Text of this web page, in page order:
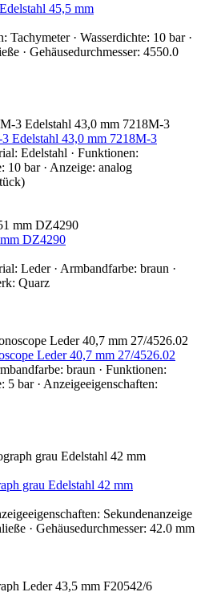
45,5 mm
· Wasserdichte: 10 bar ·
· Gehäusedurchmesser: 4550.0
Edelstahl 43,0 mm 7218M-3
Edelstahl · Funktionen:
10 bar · Anzeige: analog
DZ4290
Leder · Armbandfarbe: braun ·
Quarz
Leder 40,7 mm 27/4526.02
braun · Funktionen:
5 bar · Anzeigeeigenschaften:
grau Edelstahl 42 mm
Sekundenanzeige
· Gehäusedurchmesser: 42.0 mm